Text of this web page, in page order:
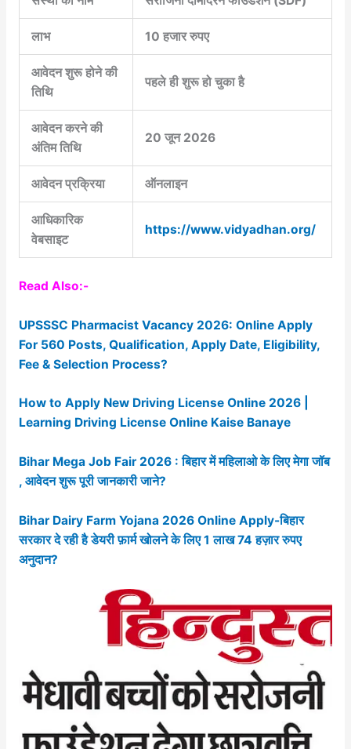
लाभ 10 हजार रुपए
आवेदन शुरू होने की
तिथि
पहले ही शुरू हो चुका है
आवेदन करने की
अंतिम तिथि
20 जून 2026
आवेदन प्रक्रिया ऑनलाइन
आधिकारिक
वेबसाइट
https://www.vidyadhan.org/
Read Also:-
UPSSSC Pharmacist Vacancy 2026: Online Apply
For 560 Posts, Qualification, Apply Date, Eligibility,
Fee & Selection Process?
How to Apply New Driving License Online 2026 |
Learning Driving License Online Kaise Banaye
Bihar Mega Job Fair 2026 : बिहार में महिलाओ के लिए मेगा जॉब
, आवेदन शुरू पूरी जानकारी जाने?
Bihar Dairy Farm Yojana 2026 Online Apply-बिहार
सरकार दे रही है डेयरी फ़ार्म खोलने के लिए 1 लाख 74 हज़ार रुपए
अनुदान?